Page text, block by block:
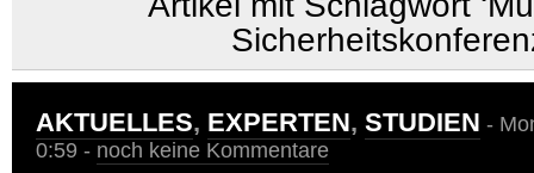
AKTUELLES, EXPERTEN, STUDIEN -
0:59 - noch keine Kommentare